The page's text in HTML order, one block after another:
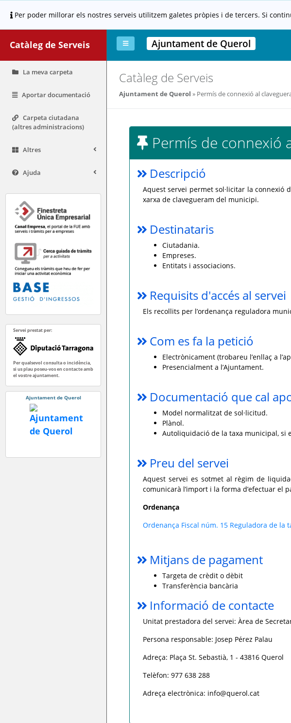
Per poder millorar els nostres serveis utilitzem galetes pròpies i de tercers. Si
Catàleg de Serveis
La meva carpeta
Aportar documentació
Carpeta ciutadana
(altres administracions)
Altres
Ajuda
Servei prestat per:
Per qualsevol consulta o incidència,
si us plau poseu-vos en contacte amb
el vostre ajuntament.
Ajuntament de Querol
Ajuntament de Querol
Catàleg de Serveis
Ajuntament de Querol Permís de connexió al
Permís de connexió
Descripció
Aquest servei permet sol·licitar la connexió
xarxa de clavegueram del municipi.
Destinataris
Ciutadania.
Empreses.
Entitats i associacions.
Requisits d'accés al servei
Els recollits per l’ordenança reguladora
Com es fa la petició
Electrònicament (trobareu l’enllaç a
Presencialment a l’Ajuntament.
Documentació que cal
Model normalitzat de sol·licitud.
Plànol.
Autoliquidació de la taxa municipal, si
Preu del servei
Aquest servei es sotmet al règim de
comunicarà l’import i la forma d’efectuar el
Ordenança
Ordenança Fiscal núm. 15 Reguladora de la
Mitjans de pagament
Targeta de crèdit o dèbit
Transferència bancària
Informació de contacte
Unitat prestadora del servei: Àrea de
Persona responsable: Josep Pérez Palau
Adreça: Plaça St. Sebastià, 1 - 43816 Querol
Telèfon: 977 638 288
Adreça electrònica: info@querol.cat